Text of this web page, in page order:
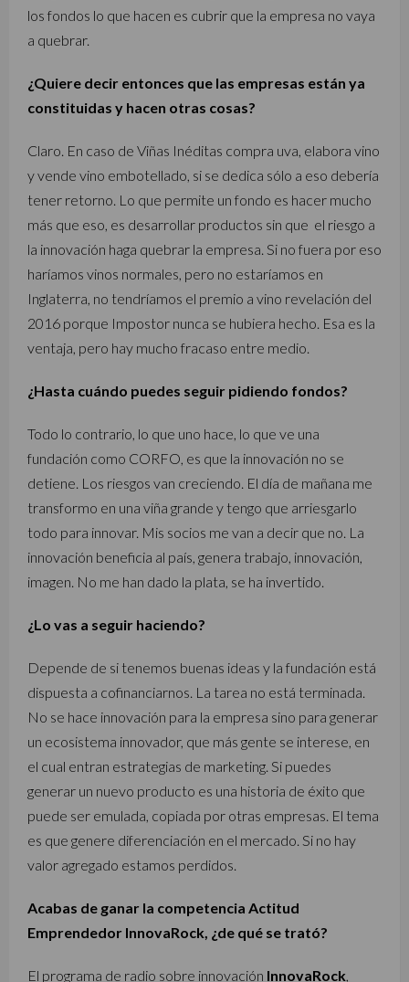
los fondos lo que hacen es cubrir que la empresa no vaya
a quebrar.
¿Quiere decir entonces que las empresas están ya
constituidas y hacen otras cosas?
Claro. En caso de Viñas Inéditas compra uva, elabora vino
y vende vino embotellado, si se dedica sólo a eso debería
tener retorno. Lo que permite un fondo es hacer mucho
más que eso, es desarrollar productos sin que el riesgo a
la innovación haga quebrar la empresa. Si no fuera por eso
haríamos vinos normales, pero no estaríamos en
Inglaterra, no tendríamos el premio a vino revelación del
2016 porque Impostor nunca se hubiera hecho. Esa es la
ventaja, pero hay mucho fracaso entre medio.
¿Hasta cuándo puedes seguir pidiendo fondos?
Todo lo contrario, lo que uno hace, lo que ve una
fundación como CORFO, es que la innovación no se
detiene. Los riesgos van creciendo. El día de mañana me
transformo en una viña grande y tengo que arriesgarlo
todo para innovar. Mis socios me van a decir que no. La
innovación beneficia al país, genera trabajo, innovación,
imagen. No me han dado la plata, se ha invertido.
¿Lo vas a seguir haciendo?
Depende de si tenemos buenas ideas y la fundación está
dispuesta a cofinanciarnos. La tarea no está terminada.
No se hace innovación para la empresa sino para generar
un ecosistema innovador, que más gente se interese, en
el cual entran estrategias de marketing. Si puedes
generar un nuevo producto es una historia de éxito que
puede ser emulada, copiada por otras empresas. El tema
es que genere diferenciación en el mercado. Si no hay
valor agregado estamos perdidos.
Acabas de ganar la competencia Actitud
Emprendedor InnovaRock, ¿de qué se trató?
El programa de radio sobre innovación InnovaRock